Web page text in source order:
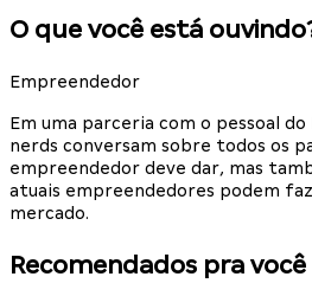
O que você está
Empreendedor
Em uma parceria com o pessoal do
nerds conversam sobre todos os
empreendedor deve dar, mas
atuais empreendedores podem
mercado.
Recomendados pra você